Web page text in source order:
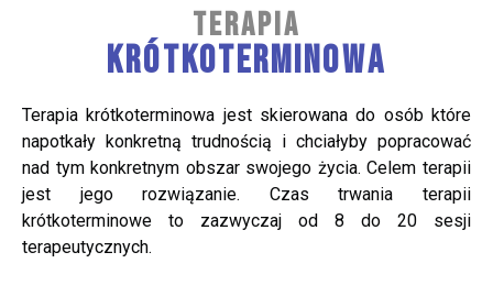
TERAPIA
KRÓTKOTERMINOWA
Terapia krótkoterminowa jest skierowana do osób które
napotkały konkretną trudnością i chciałyby popracować
nad tym konkretnym obszar swojego życia. Celem terapii
jest jego rozwiązanie. Czas trwania terapii
krótkoterminowe to zazwyczaj od 8 do 20 sesji
terapeutycznych.